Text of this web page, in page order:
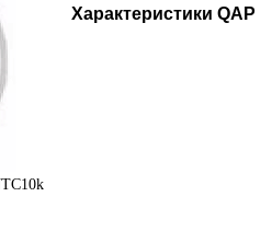
Характеристики QAP